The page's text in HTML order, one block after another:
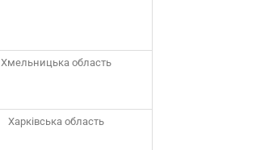
Хмельницька область
Харківська область